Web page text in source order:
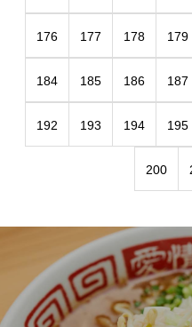
176 177 178 179
184 185 186 187
192 193 194 195
200